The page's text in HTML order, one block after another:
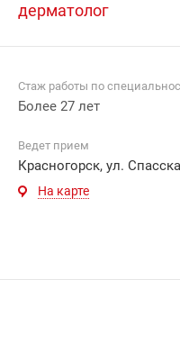
дерматолог
Стаж работы по
Более 27 лет
Ведет прием
Красногорск, ул.
На карте